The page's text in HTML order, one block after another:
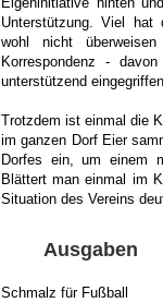
Unterstützung. Viel hat
wohl nicht
Korrespondenz -
unterstützend
Trotzdem ist einmal die
im ganzen Dorf Eier
Dorfes ein, um einem
Blättert man einmal im
Situation des Vereins
Schmalz für